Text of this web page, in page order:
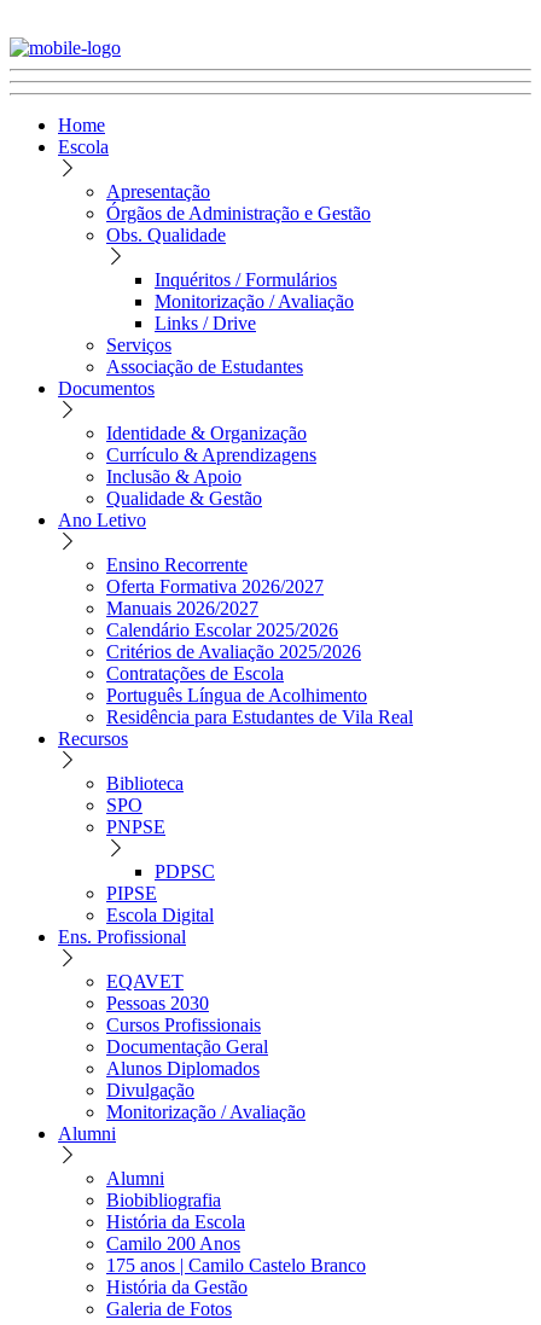
Home
Escola
Apresentação
Órgãos de Administração e Gestão
Obs. Qualidade
Inquéritos / Formulários
Monitorização / Avaliação
Links / Drive
Serviços
Associação de Estudantes
Documentos
Identidade & Organização
Currículo & Aprendizagens
Inclusão & Apoio
Qualidade & Gestão
Ano Letivo
Ensino Recorrente
Oferta Formativa 2026/2027
Manuais 2026/2027
Calendário Escolar 2025/2026
Critérios de Avaliação 2025/2026
Contratações de Escola
Português Língua de Acolhimento
Residência para Estudantes de Vila Real
Recursos
Biblioteca
SPO
PNPSE
PDPSC
PIPSE
Escola Digital
Ens. Profissional
EQAVET
Pessoas 2030
Cursos Profissionais
Documentação Geral
Alunos Diplomados
Divulgação
Monitorização / Avaliação
Alumni
Alumni
Biobibliografia
História da Escola
Camilo 200 Anos
175 anos | Camilo Castelo Branco
História da Gestão
Galeria de Fotos